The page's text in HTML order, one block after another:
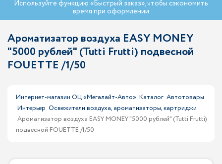
Используйте функцию «Быстрый заказ», чтобы сэкономить
время при оформлении
Ароматизатор воздуха EASY MONEY
"5000 рублей" (Tutti Frutti) подвесной
FOUETTE /1/50
Интернет-магазин ОЦ «Мегалайт-Авто» Каталог Автотовары
Интерьер Освежители воздуха, ароматизаторы, картриджи
Ароматизатор воздуха EASY MONEY "5000 рублей" (Tutti Frutti)
подвесной FOUETTE /1/50